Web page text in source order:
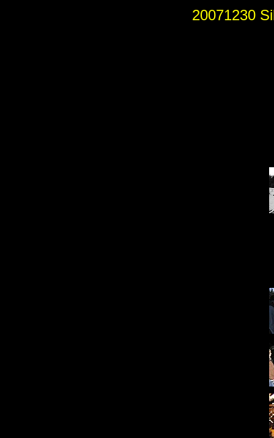
20071230